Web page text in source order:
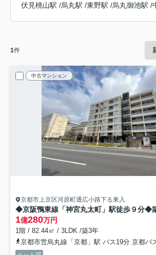
伏見桃山駅 /烏丸駅 /東野駅 /烏丸御池駅 /
1件
中古マンション
京都市上京区河原町通広小路下る東入
1億280万円
1階 / 82.44㎡ / 3LDK /築3年
京都市営烏丸線「京都」駅 バス19分 京都バス